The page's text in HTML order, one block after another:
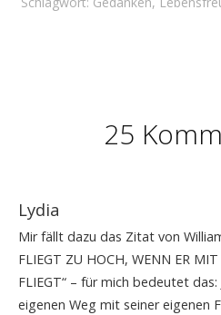
25
Lydia
Mir fällt dazu das Zitat von
FLIEGT ZU HOCH, WENN ER
FLIEGT“ – für mich bedeutet
eigenen Weg mit seiner eigenen